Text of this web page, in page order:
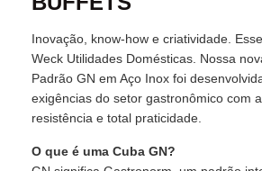
Inovação, know-how e criatividade.
Weck Utilidades Domésticas. Nossa
Padrão GN em Aço Inox foi
exigências do setor gastronômico com
resistência e total praticidade.
O que é uma Cuba GN?